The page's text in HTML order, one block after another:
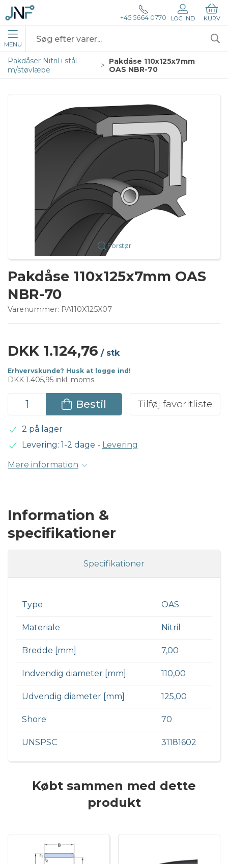
+45 5664 0770 LOG IND KURV
MENU
Pakdåser Nitril i stål
m/støvlæbe
Pakdåse 110x125x7mm
OAS NBR-70
Forstør
Pakdåse 110x125x7mm OAS
NBR-70
Varenummer: PA110X125X07
DKK 1.124,76 / stk
Erhvervskunde? Husk at logge ind!
DKK 1.405,95 inkl. moms
Bestil Tilføj favoritliste
2 på lager
Levering: 1-2 dage - Levering
Mere information
Information &
specifikationer
Specifikationer
Type OAS
Materiale Nitril
Bredde [mm] 7,00
Indvendig diameter [mm] 110,00
Udvendig diameter [mm] 125,00
Shore 70
UNSPSC 31181602
Købt sammen med dette
produkt